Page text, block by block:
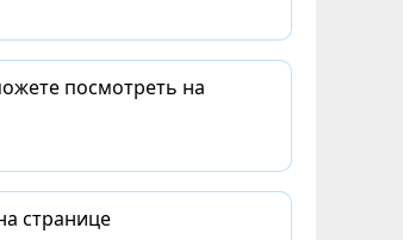
посмотреть на
странице